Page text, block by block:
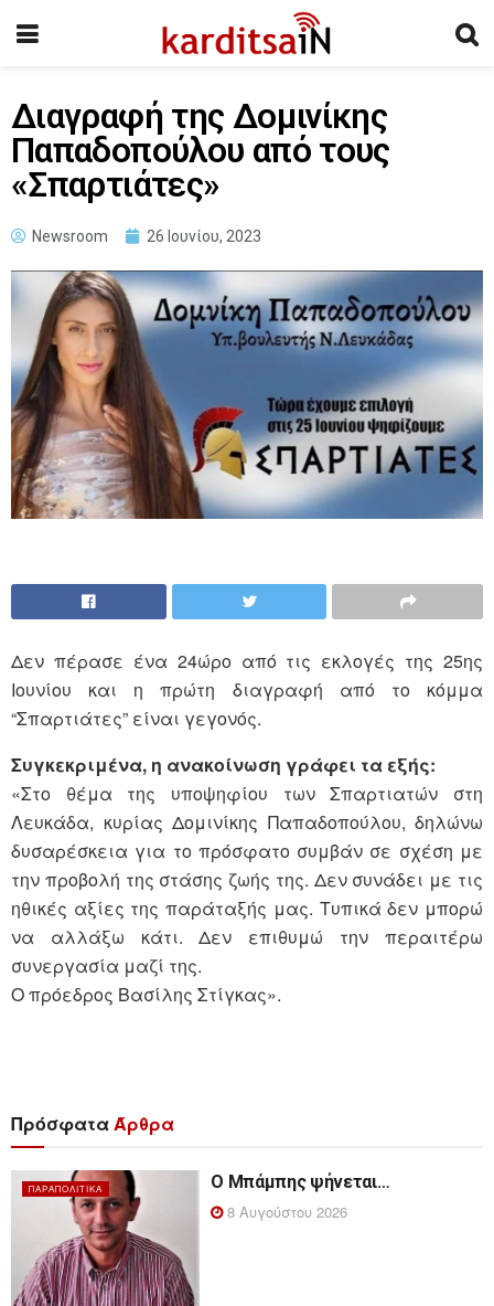
Διαγραφή της Δομινίκης
Παπαδοπούλου από τους
«Σπαρτιάτες»
Newsroom 26 Ιουνίου, 2023
Δεν πέρασε ένα 24ώρο από τις εκλογές της 25ης
Ιουνίου και η πρώτη διαγραφή από το κόμμα
“Σπαρτιάτες” είναι γεγονός.
Συγκεκριμένα, η ανακοίνωση γράφει τα εξής:
«Στο θέμα της υποψηφίου των Σπαρτιατών στη
Λευκάδα, κυρίας Δομινίκης Παπαδοπούλου, δηλώνω
δυσαρέσκεια για το πρόσφατο συμβάν σε σχέση με
την προβολή της στάσης ζωής της. Δεν συνάδει με τις
ηθικές αξίες της παράταξής μας. Τυπικά δεν μπορώ
να αλλάξω κάτι. Δεν επιθυμώ την περαιτέρω
συνεργασία μαζί της.
Ο πρόεδρος Βασίλης Στίγκας».
ΠρόσφαταΆρθρα
ΠΑΡΑΠΟΛΙΤΙΚΆ
Ο Μπάμπης ψήνεται…
8 Αυγούστου 2026